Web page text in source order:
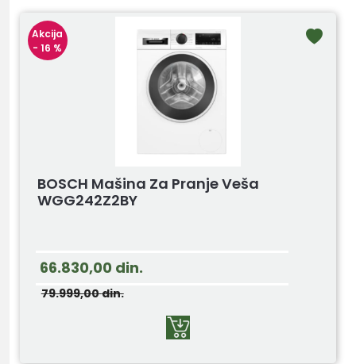
Akcija
- 16 %
BOSCH Mašina Za Pranje Veša
WGG242Z2BY
66.830,00 din.
79.999,00din.